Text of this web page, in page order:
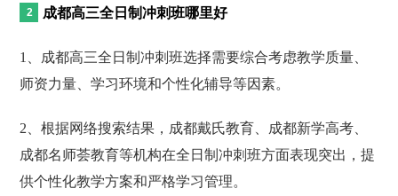
成都高三全日制冲刺班哪里好
1、成都高三全日制冲刺班选择需要综合考虑教学质量、
师资力量、学习环境和个性化辅导等因素。
2、根据网络搜索结果，成都戴氏教育、成都新学高考、
成都名师荟教育等机构在全日制冲刺班方面表现突出，提
供个性化教学方案和严格学习管理。